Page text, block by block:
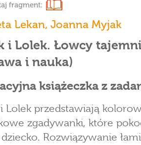
fragment:
Lekan, Joanna Myjak
i Lolek. Łowcy
i nauka)
książeczka z
Lolek przedstawiają
zgadywanki, które
Rozwiązywanie